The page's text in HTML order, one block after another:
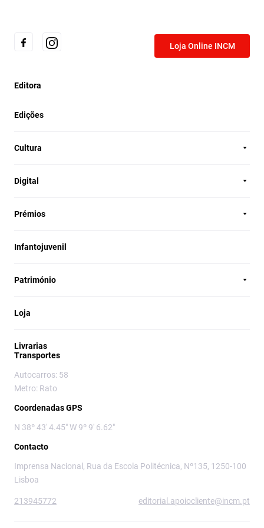
Loja Online INCM
Editora
Edições
Cultura
Digital
Prémios
Infantojuvenil
Património
Loja
Livrarias
Transportes
Autocarros: 58
Metro: Rato
Coordenadas GPS
N 38º 43' 4.45" W 9º 9' 6.62"
Contacto
Imprensa Nacional, Rua da Escola Politécnica, Nº135, 1250-100
Lisboa
213945772 editorial.apoiocliente@incm.pt